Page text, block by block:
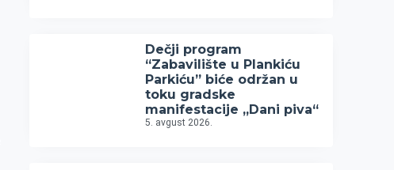
Dečji program
“Zabavilište u Plankiću
Parkiću” biće održan u
toku gradske
manifestacije „Dani piva“
5. avgust 2026.